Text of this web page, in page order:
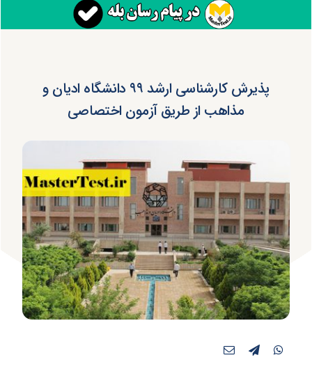
پذیرش کارشناسی ارشد ۹۹ دانشگاه ادیان و
مذاهب از طریق آزمون اختصاصی